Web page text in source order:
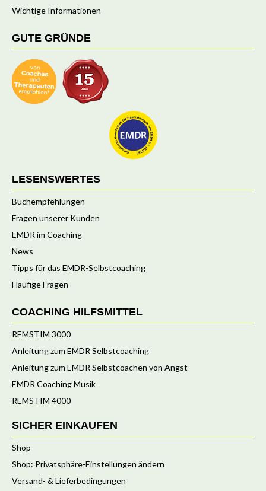
Wichtige Informationen
GUTE GRÜNDE
LESENSWERTES
Buchempfehlungen
Fragen unserer Kunden
EMDR im Coaching
News
Tipps für das EMDR-Selbstcoaching
Häufige Fragen
COACHING HILFSMITTEL
REMSTIM 3000
Anleitung zum EMDR Selbstcoaching
Anleitung zum EMDR Selbstcoachen von Angst
EMDR Coaching Musik
REMSTIM 4000
SICHER EINKAUFEN
Shop
Shop: Privatsphäre-Einstellungen ändern
Versand- & Lieferbedingungen